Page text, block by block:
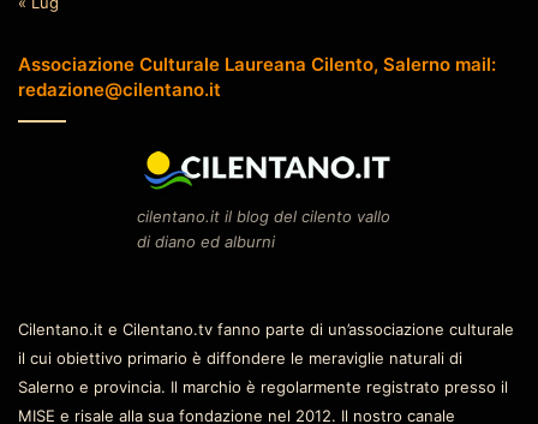
Associazione Culturale Laureana Cilento, Salerno mail:
redazione@cilentano.it
cilentano.it il blog del cilento vallo
di diano ed alburni
Cilentano.it e Cilentano.tv fanno parte di un’associazione culturale
il cui obiettivo primario è diffondere le meraviglie naturali di
Salerno e provincia. Il marchio è regolarmente registrato presso il
MISE e risale alla sua fondazione nel 2012. Il nostro canale